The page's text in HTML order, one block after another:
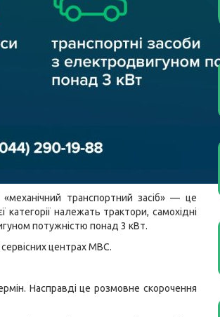
транспортний засіб» — це
належать трактори, самохідні
потужністю понад 3 кВт.
сервісних центрах МВС.
Насправді це розмовне скорочення